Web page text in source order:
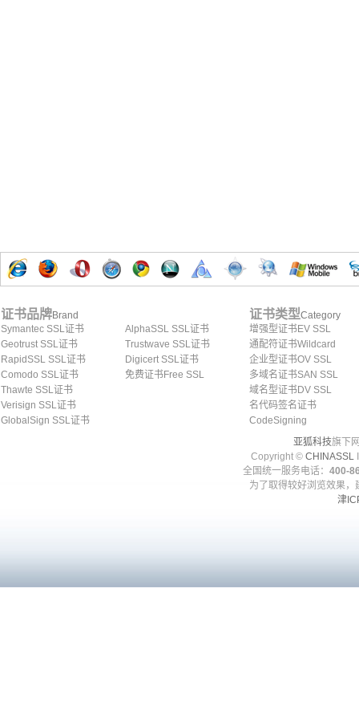
证书品牌Brand
Symantec SSL证书
Geotrust SSL证书
RapidSSL SSL证书
Comodo SSL证书
Thawte SSL证书
Verisign SSL证书
GlobalSign SSL证书
AlphaSSL SSL证书
Trustwave SSL证书
Digicert SSL证书
免费证书Free SSL
证书类型Category
增强型证书EV SSL
通配符证书Wildcard
企业型证书OV SSL
多域名证书SAN SSL
域名型证书DV SSL
名代码签名证书
CodeSigning
亚狐科技旗下
Copyright © CHINASSL
全国统一服务电话： 400-
为了取得较好浏览效果
津